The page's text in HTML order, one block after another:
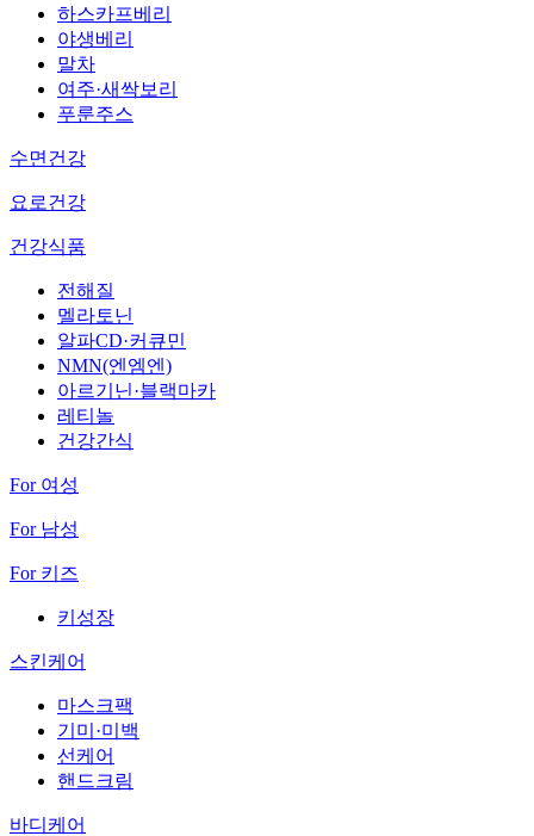
하스카프베리
야생베리
말차
여주·새싹보리
푸룬주스
수면건강
요로건강
건강식품
전해질
멜라토닌
알파CD·커큐민
NMN(엔엠엔)
아르기닌·블랙마카
레티놀
건강간식
For 여성
For 남성
For 키즈
키성장
스킨케어
마스크팩
기미·미백
선케어
핸드크림
바디케어